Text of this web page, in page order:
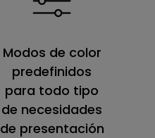
Modos de color
predefinidos
para todo tipo
de necesidades
de presentación